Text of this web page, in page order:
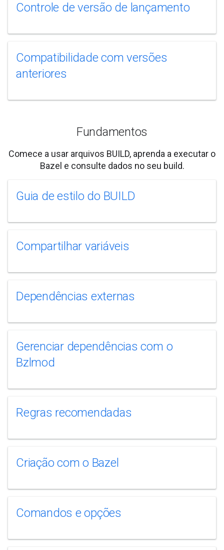
Controle de versão de lançamento
Compatibilidade com versões
anteriores
Fundamentos
Comece a usar arquivos BUILD, aprenda a executar o
Bazel e consulte dados no seu build.
Guia de estilo do BUILD
Compartilhar variáveis
Dependências externas
Gerenciar dependências com o
Bzlmod
Regras recomendadas
Criação com o Bazel
Comandos e opções